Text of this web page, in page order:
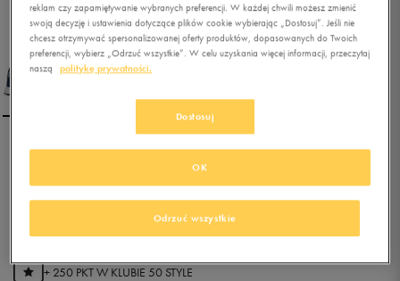
ADIDAS X_PLR
49,99złz Vat
+ 250 PKT W KLUBIE 50 STYLE
reklam czy zapamiętywanie wybranych preferencji. W każdej chwili możesz zmienić
swoją decyzję i ustawienia dotyczące plików cookie wybierając „Dostosuj”. Jeśli nie
chcesz otrzymywać spersonalizowanej oferty produktów, dopasowanych do Twoich
preferencji, wybierz „Odrzuć wszystkie”. W celu uzyskania więcej informacji, przeczytaj
naszą
politykę prywatności.
Dostosuj
Odrzuć wszystkie
OK